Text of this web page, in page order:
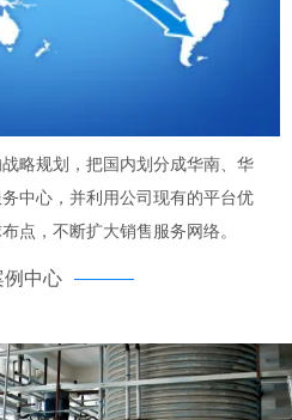
略规划，把国内划分成华南、华
中心，并利用公司现有的平台优
点，不断扩大销售服务网络。
例中心